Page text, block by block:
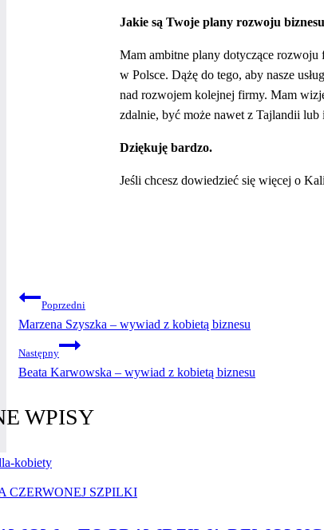
Jakie są Twoje plany rozwoju
Mam ambitne plany dotyczące rozwoju
w Polsce. Dążę do tego, aby nasze
nad rozwojem kolejnej firmy. Mam
zdalnie, być może nawet z Tajlandii lub
Dziękuję bardzo.
Jeśli chcesz dowiedzieć się więcej o
NAWIGACJA
WPISU
Poprzedni
Marzena Szyszka – wywiad z kobietą biznesu
Następny
Beata Karwowska – wywiad z kobietą biznesu
WPISY
CZERWONEJ SZPILKI